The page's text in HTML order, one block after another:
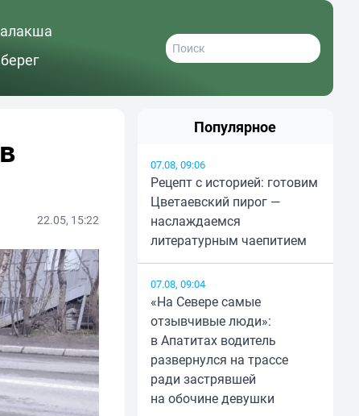
22.05, 15:22
Популярное
07.08, 09:06
Рецепт с историей: готовим
Цветаевский пирог —
наслаждаемся
литературным чаепитием
07.08, 09:04
«На Севере самые
отзывчивые люди»:
в Апатитах водитель
развернулся на трассе
ради застрявшей
на обочине девушки